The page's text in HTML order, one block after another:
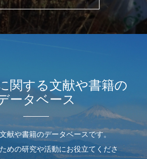
関する文献や書籍の
ータベース
献や書籍のデータベースです。
めの研究や活動にお役立てくださ